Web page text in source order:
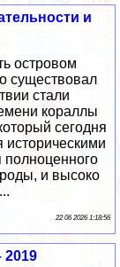
и
островом
существовал
стали
кораллы
сегодня
историческими
полноценного
и высоко
22 06 2026 1:18:56
2019